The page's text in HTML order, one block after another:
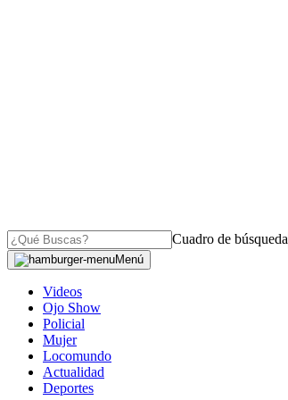
Cuadro de búsqueda
Menú
Videos
Ojo Show
Policial
Mujer
Locomundo
Actualidad
Deportes